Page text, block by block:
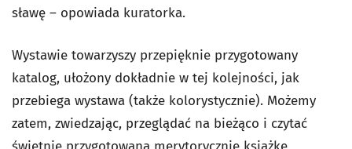
sławę – opowiada kuratorka.
Wystawie towarzyszy przepięknie przygotowany
katalog, ułożony dokładnie w tej kolejności, jak
przebiega wystawa (także kolorystycznie). Możemy
zatem, zwiedzając, przeglądać na bieżąco i czytać